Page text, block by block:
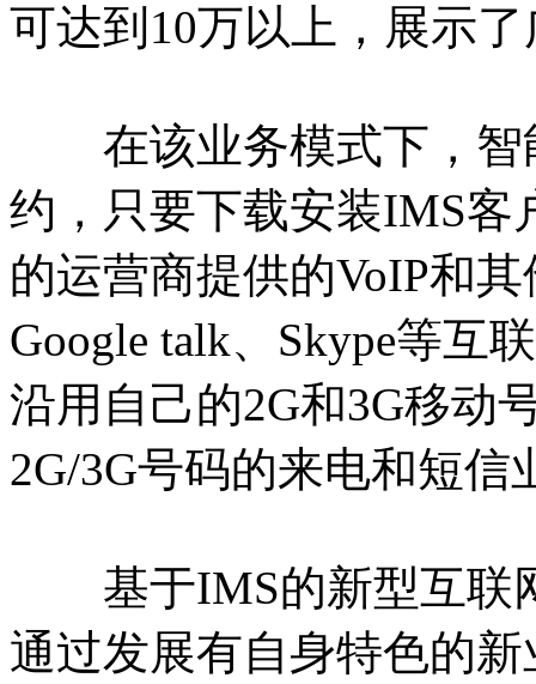
可达到10万以上，展示
在该业务模式下，智
约，只要下载安装IMS客
的运营商提供的VoIP和
Google talk、Skype等互
沿用自己的2G和3G移动
2G/3G号码的来电和短信
基于IMS的新型互联
通过发展有自身特色的